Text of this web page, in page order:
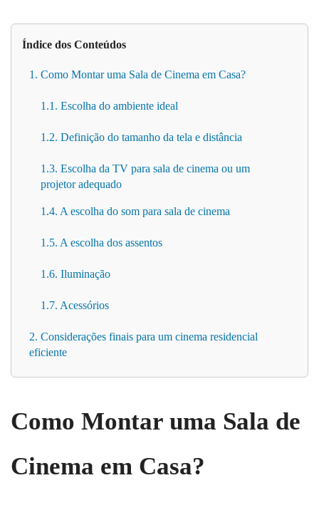
Índice dos Conteúdos
1. Como Montar uma Sala de Cinema em Casa?
1.1. Escolha do ambiente ideal
1.2. Definição do tamanho da tela e distância
1.3. Escolha da TV para sala de cinema ou um
projetor adequado
1.4. A escolha do som para sala de cinema
1.5. A escolha dos assentos
1.6. Iluminação
1.7. Acessórios
2. Considerações finais para um cinema residencial
eficiente
Como Montar uma Sala de
Cinema em Casa?